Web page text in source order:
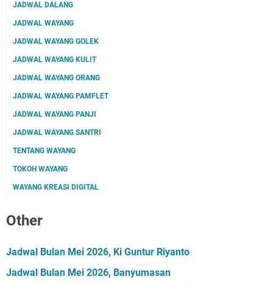
JADWAL DALANG
JADWAL WAYANG
JADWAL WAYANG GOLEK
JADWAL WAYANG KULIT
JADWAL WAYANG ORANG
JADWAL WAYANG PAMFLET
JADWAL WAYANG PANJI
JADWAL WAYANG SANTRI
TENTANG WAYANG
TOKOH WAYANG
WAYANG KREASI DIGITAL
Other
Jadwal Bulan Mei 2026, Ki Guntur Riyanto
Jadwal Bulan Mei 2026, Banyumasan